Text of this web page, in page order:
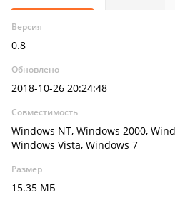
Версия
0.8
Обновлено
2018-10-26 20:24:48
Совместимость
Windows NT, Windows 2000,
Windows Vista, Windows 7
Размер
15.35 МБ